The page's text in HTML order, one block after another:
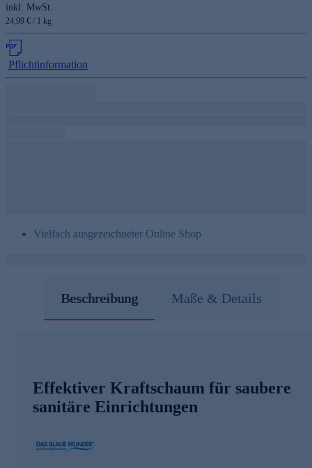
inkl. MwSt.
24,99 € / 1 kg
Pflichtinformation
Vielfach ausgezeichneter Online Shop
Beschreibung Maße & Details
Effektiver Kraftschaum für saubere
sanitäre Einrichtungen